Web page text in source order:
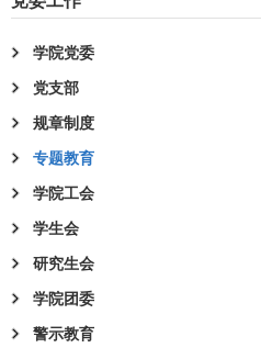
学院党委
党支部
规章制度
专题教育
学院工会
学生会
研究生会
学院团委
警示教育